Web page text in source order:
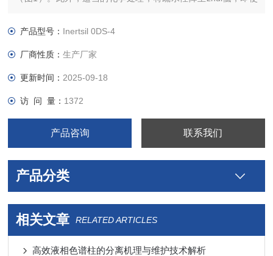
产品型号： Inertsil 0DS-4
厂商性质：生产厂家
更新时间： 2025-09-18
访 问 量： 1372
产品咨询 联系我们
产品分类
相关文章 RELATED ARTICLES
高效液相色谱柱的分离机理与维护技术解析